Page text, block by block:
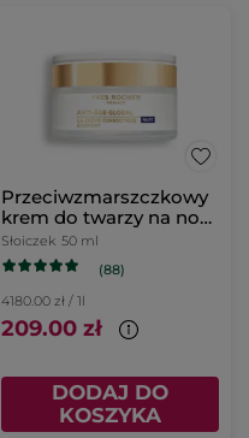
Przeciwzmarszczkowy
krem do twarzy na noc
50 ml
Słoiczek 50 ml
(88)
4180.00 zł / 1l
209.00 zł
DODAJ DO
KOSZYKA